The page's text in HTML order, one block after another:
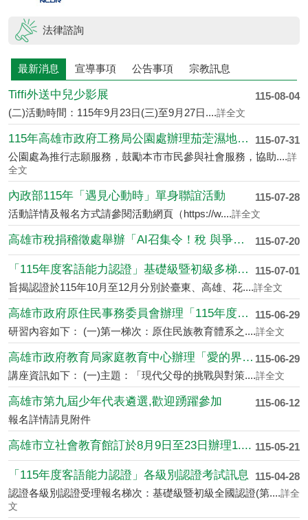
法律諮詢
最新消息 宣導事項 公告事項 宗教訊息
115-08-04
Tiffi外送中兒少影展
(二)活動時間：115年9月23日(三)至9月27日....詳全文
115-07-31
115年高雄市政府工務局公園處辦理茄萣濕地志....
公園處為推行志願服務，鼓勵本市市民參與社會服務，協助....詳
全文
115-07-28
內政部115年「遇見心動時」單身聯誼活動
活動詳情及報名方式請參閱活動網頁（https://w....詳全文
115-07-20
高雄市稅捐稽徵處舉辦「AI召集令！稅 與爭鋒....
115-07-01
「115年度客語能力認證」基礎級暨初級多梯次....
旨揭認證於115年10月至12月分別於臺東、高雄、花....詳全文
115-06-29
高雄市政府原住民事務委員會辦理「115年度原....
研習內容如下： (一)第一梯次：原住民族教育體系之....詳全文
115-06-29
高雄市政府教育局家庭教育中心辦理「愛的界線新....
講座資訊如下： (一)主題：「現代父母的挑戰與對策....詳全文
115-06-12
高雄市第九屆少年代表遴選,歡迎踴躍參加
報名詳情請見附件
115-05-21
高雄市立社會教育館訂於8月9日至23日辦理1....
115-04-28
「115年度客語能力認證」各級別認證考試訊息
認證各級別認證受理報名梯次：基礎級暨初級全國認證(第....詳全
文